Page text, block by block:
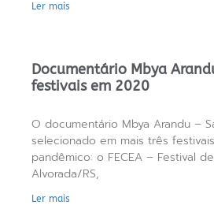
Ler mais
Documentário Mbya
festivais em 2020
O documentário Mbya Arandu –
selecionado em mais três
pandêmico: o FECEA – Festival
Alvorada/RS,
Ler mais